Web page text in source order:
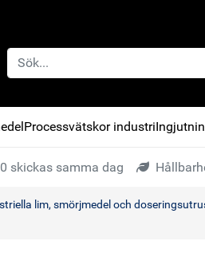
Processvätskor industri
skickas samma dag
lim, smörjmedel och